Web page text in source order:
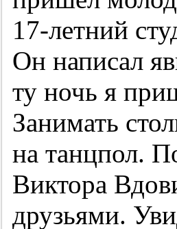
17-летний
Он написал
ту ночь я
Занимать
на танцпол.
Виктора
друзьями.